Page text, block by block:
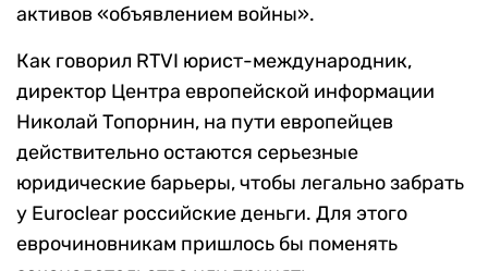
активов «объявлением войны».
Как говорил RTVI юрист-международник,
директор Центра европейской информации
Николай Топорнин, на пути европейцев
действительно остаются серьезные
юридические барьеры, чтобы легально забрать
у Euroclear российские деньги. Для этого
еврочиновникам пришлось бы поменять